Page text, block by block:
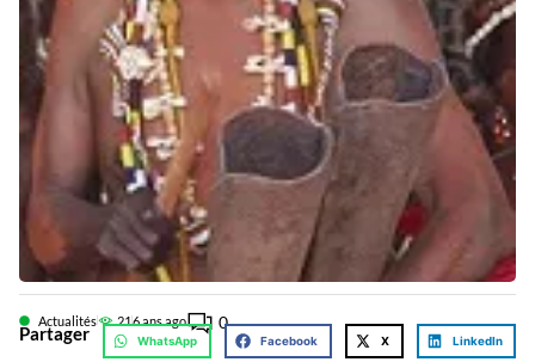
Actualités 216 ans ago 0
Partager WhatsApp Facebook X LinkedIn